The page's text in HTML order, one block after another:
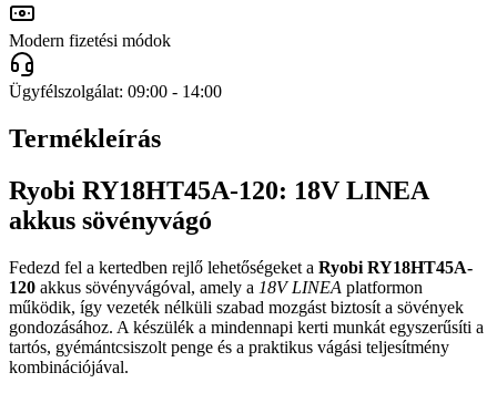
Modern fizetési módok
Ügyfélszolgálat: 09:00 - 14:00
Termékleírás
Ryobi RY18HT45A-120: 18V LINEA
akkus sövényvágó
Fedezd fel a kertedben rejlő lehetőségeket a Ryobi RY18HT45A-
120 akkus sövényvágóval, amely a 18V LINEA platformon
működik, így vezeték nélküli szabad mozgást biztosít a sövények
gondozásához. A készülék a mindennapi kerti munkát egyszerűsíti a
tartós, gyémántcsiszolt penge és a praktikus vágási teljesítmény
kombinációjával.